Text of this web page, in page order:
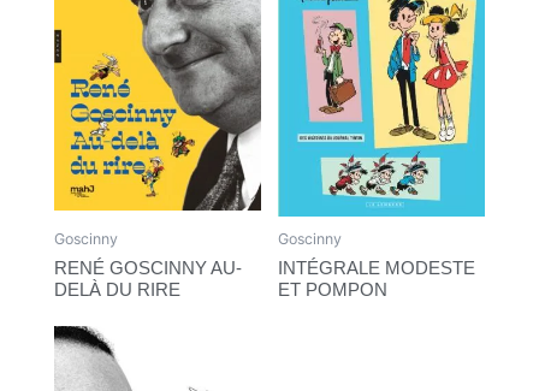
Goscinny
RENÉ GOSCINNY AU-
DELÀ DU RIRE
Goscinny
INTÉGRALE MODESTE
ET POMPON